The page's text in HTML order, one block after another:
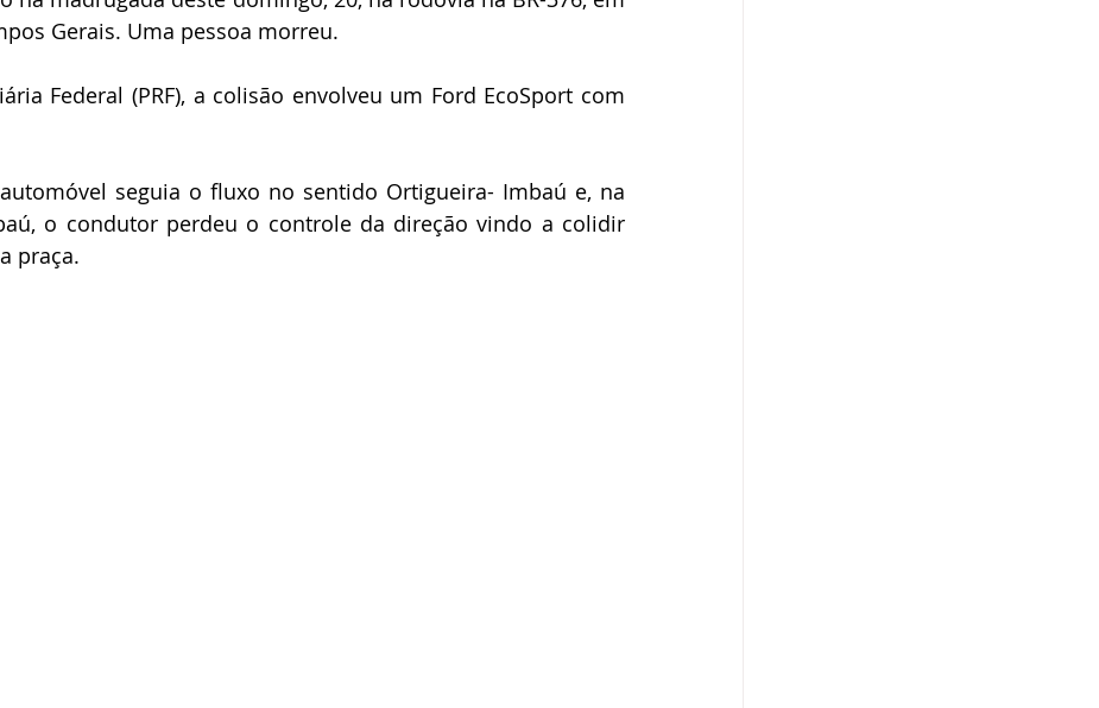
Gerais. Uma pessoa morreu.
Federal (PRF), a colisão envolveu um Ford EcoSport com
seguia o fluxo no sentido Ortigueira- Imbaú e, na
o condutor perdeu o controle da direção vindo a colidir
praça.